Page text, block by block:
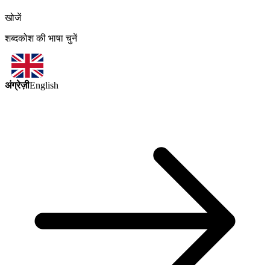
खोजें
शब्दकोश की भाषा चुनें
अंग्रेज़ीEnglish